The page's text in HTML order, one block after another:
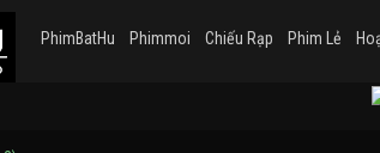
PhimBatHu Phimmoi Chiếu Rạp Phim Lẻ